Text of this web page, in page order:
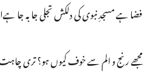
فضا ہے مسجدِ نبوی کی دلکش تجلی جا بہ جا
مجھے رنج و الم سے خوف کیوں ہو؟ تری